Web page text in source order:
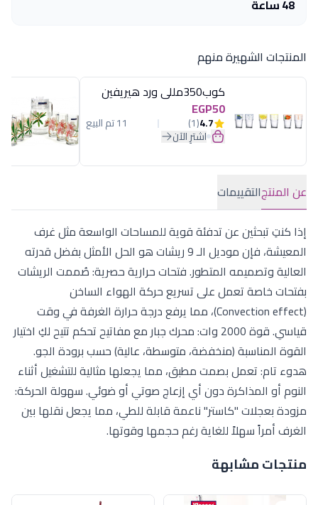
48 ساعة
المنتجات الشهيرة منهم
كوب350مللى ورد هيريفين
EGP50
4.7
(1) 11 تم البيع
اشترِ الآن
عن المنتجالتقييمات
إذا كنتِ تبحثين عن تدفئة قوية للمساحات الواسعة مثل غرف
المعيشة، فإن موديل الـ 9 ريشات هو الحل الأمثل بفضل قدرته
العالية وتصميمه المتطور. فتحات حرارية حصرية: صُممت الريشات
بفتحات خاصة تعمل على تسريع حركة الهواء الساخن
(Convection effect)، مما يرفع درجة حرارة الغرفة في وقت
قياسي. قوة 2000 وات: محرك جبار مع مفاتيح تحكم تتيح لكِ اختيار
القوة المناسبة (منخفضة، متوسطة، عالية) حسب برودة الجو.
هدوء تام: تعمل بصمت مطبق، مما يجعلها مثالية للتشغيل أثناء
النوم أو المذاكرة دون أي إزعاج صوتي أو ضوئي. سهولة الحركة:
مزودة بعجلات "كاستر" ناعمة قابلة للطي، مما يجعل نقلها بين
الغرف أمراً سهلاً للغاية رغم حجمها وقوتها.
منتجات مشابهة